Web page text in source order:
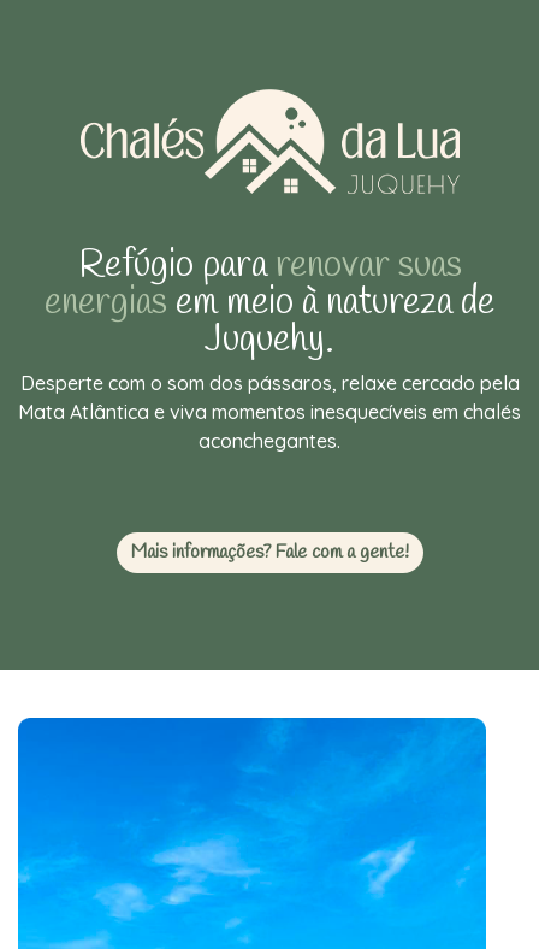
Refúgio pararenovar suas
energias em meio à natureza de
Juquehy.
Desperte com o som dos pássaros, relaxe cercado pela
Mata Atlântica e viva momentos inesquecíveis em chalés
aconchegantes.
Mais informações? Fale com a gente!